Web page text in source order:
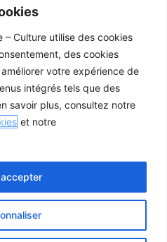
– Culture utilise des cookies
des cookies
votre expérience de
intégrés tels que des
savoir plus, consultez notre
et notre